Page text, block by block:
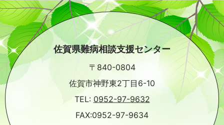
佐賀県難病相談支援センター
〒840-0804
佐賀市神野東2丁目6-10
TEL: 0952-97-9632
FAX:0952-97-9634